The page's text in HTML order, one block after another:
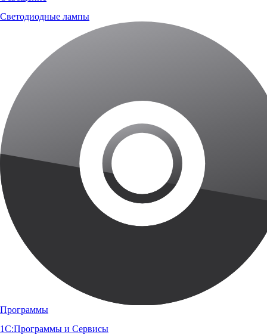
Светодиодные лампы
Программы
1С:Программы и Сервисы